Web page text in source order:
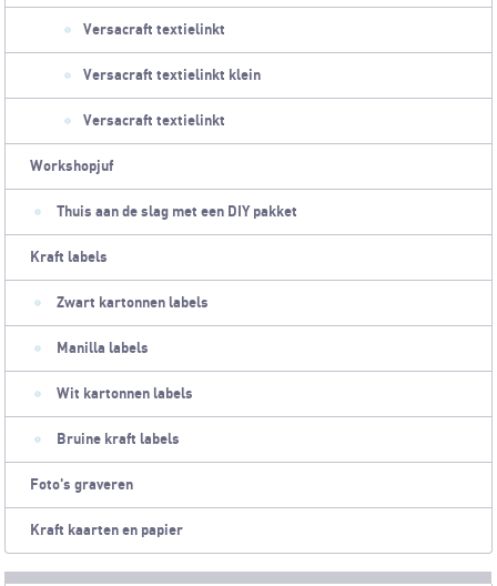
Versacraft textielinkt
Versacraft textielinkt klein
Versacraft textielinkt
Workshopjuf
Thuis aan de slag met een DIY pakket
Kraft labels
Zwart kartonnen labels
Manilla labels
Wit kartonnen labels
Bruine kraft labels
Foto's graveren
Kraft kaarten en papier